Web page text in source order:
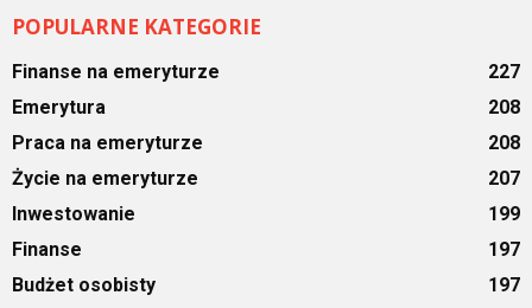
POPULARNE KATEGORIE
Finanse na emeryturze
227
Emerytura
208
Praca na emeryturze
208
Życie na emeryturze
207
Inwestowanie
199
Finanse
197
Budżet osobisty
197